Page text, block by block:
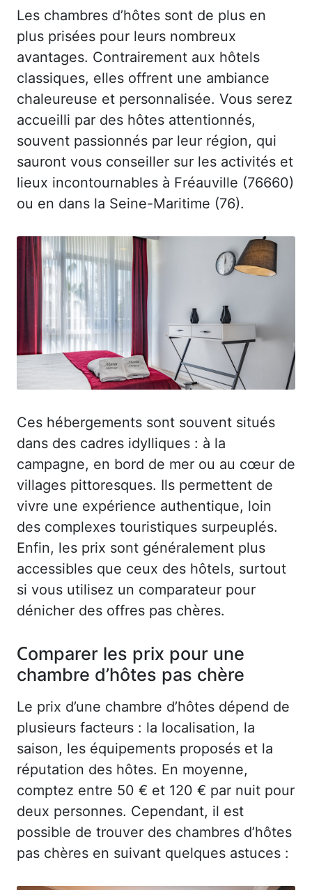
Les chambres d’hôtes sont de plus en
plus prisées pour leurs nombreux
avantages. Contrairement aux hôtels
classiques, elles offrent une ambiance
chaleureuse et personnalisée. Vous serez
accueilli par des hôtes attentionnés,
souvent passionnés par leur région, qui
sauront vous conseiller sur les activités et
lieux incontournables à Fréauville (76660)
ou en dans la Seine-Maritime (76).
Ces hébergements sont souvent situés
dans des cadres idylliques : à la
campagne, en bord de mer ou au cœur de
villages pittoresques. Ils permettent de
vivre une expérience authentique, loin
des complexes touristiques surpeuplés.
Enfin, les prix sont généralement plus
accessibles que ceux des hôtels, surtout
si vous utilisez un comparateur pour
dénicher des offres pas chères.
Comparer les prix pour une
chambre d’hôtes pas chère
Le prix d’une chambre d’hôtes dépend de
plusieurs facteurs : la localisation, la
saison, les équipements proposés et la
réputation des hôtes. En moyenne,
comptez entre 50 € et 120 € par nuit pour
deux personnes. Cependant, il est
possible de trouver des chambres d’hôtes
pas chères en suivant quelques astuces :